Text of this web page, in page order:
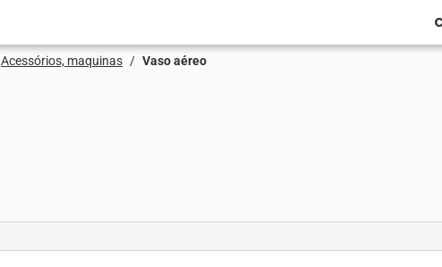
Acessórios, maquinas / Vaso aéreo